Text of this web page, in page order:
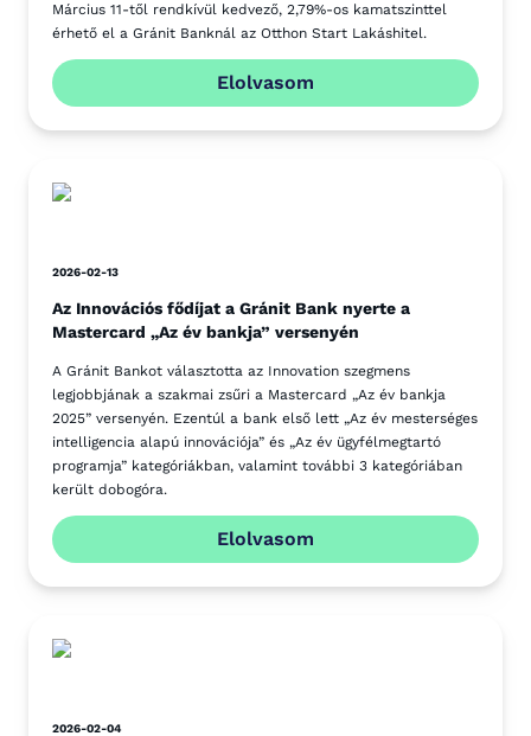
Március 11-től rendkívül kedvező, 2,79%-os kamatszinttel
érhető el a Gránit Banknál az Otthon Start Lakáshitel.
Elolvasom
2026-02-13
Az Innovációs fődíjat a Gránit Bank nyerte a
Mastercard „Az év bankja” versenyén
A Gránit Bankot választotta az Innovation szegmens
legjobbjának a szakmai zsűri a Mastercard „Az év bankja
2025” versenyén. Ezentúl a bank első lett „Az év mesterséges
intelligencia alapú innovációja” és „Az év ügyfélmegtartó
programja” kategóriákban, valamint további 3 kategóriában
került dobogóra.
Elolvasom
2026-02-04